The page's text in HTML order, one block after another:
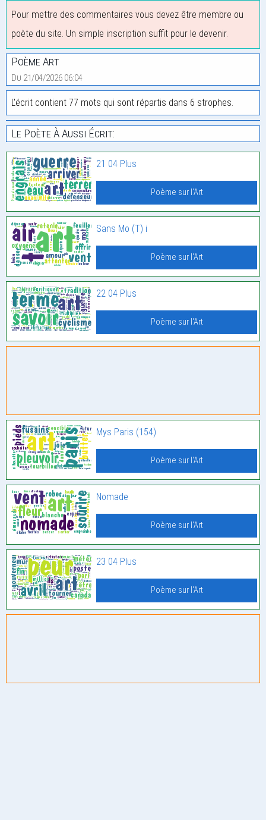
Pour mettre des commentaires vous devez être membre ou
poète du site. Un simple inscription suffit pour le devenir.
Poème Art
Du 21/04/2026 06:04
L'écrit contient 77 mots qui sont répartis dans 6 strophes.
Le Poète À Aussi Écrit:
21 04 Plus
Poème sur l'Art
Sans Mo (T) i
Poème sur l'Art
22 04 Plus
Poème sur l'Art
Mys Paris (154)
Poème sur l'Art
Nomade
Poème sur l'Art
23 04 Plus
Poème sur l'Art